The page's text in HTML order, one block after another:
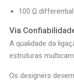
100 Ω
Via
A qualidade da
estruturas
Os designers